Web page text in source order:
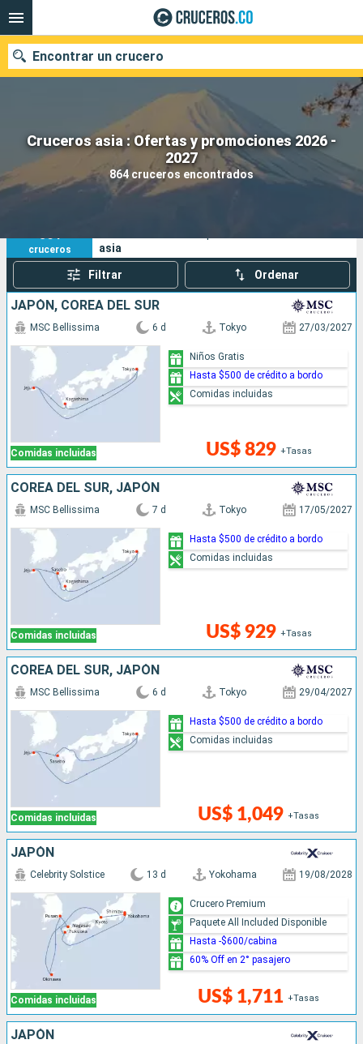
Cruceros asia : Ofertas y promociones 2026 -
2027
864 cruceros encontrados
Encontrar un crucero
Fecha de salida
864
cruceros
asia
Filtrar Ordenar
JAPÓN, COREA DEL SUR
Comidas incluidas
MSC Bellissima 6 d Tokyo 27/03/2027
US$ 829 +Tasas
Niños Gratis
Hasta $500 de crédito a bordo
Comidas incluidas
COREA DEL SUR, JAPÓN
Comidas incluidas
MSC Bellissima 7 d Tokyo 17/05/2027
US$ 929 +Tasas
Hasta $500 de crédito a bordo
Comidas incluidas
COREA DEL SUR, JAPÓN
Comidas incluidas
MSC Bellissima 6 d Tokyo 29/04/2027
US$ 1,049 +Tasas
Hasta $500 de crédito a bordo
Comidas incluidas
JAPÓN
Comidas incluidas
Celebrity Solstice 13 d Yokohama 19/08/2028
US$ 1,711 +Tasas
Crucero Premium
Paquete All Included Disponible
Hasta -$600/cabina
60% Off en 2° pasajero
JAPÓN